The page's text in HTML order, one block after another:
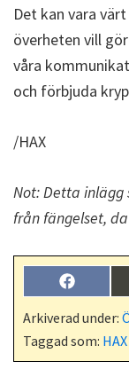
Det kan vara
överheten vill
våra
och förbjuda
/HAX
Not: Detta inlägg
från fängelset,
Dela
på
F
a
c
b
o
Arkiverad under:
Taggad som: HAX